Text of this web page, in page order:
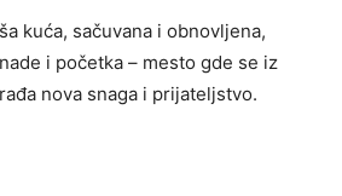
kuća, sačuvana i obnovljena,
i početka – mesto gde se iz
nova snaga i prijateljstvo.